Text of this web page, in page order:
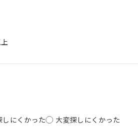
しにくかった 大変探しにくかった